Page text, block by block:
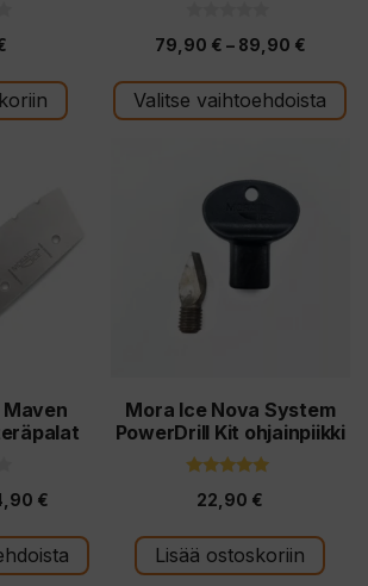
5
s
t
ä
79,90 € – 89,90 €
-
Valitse vaihtoehdoista
€Hintaluokka:
-
Mora Ice Nova System
PowerDrill Kit ohjainpiikki
5:stä
22,90 €
Lisää ostoskoriin